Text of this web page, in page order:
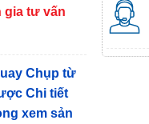
gia tư vấn
Chụp từ
Chi tiết
xem sản